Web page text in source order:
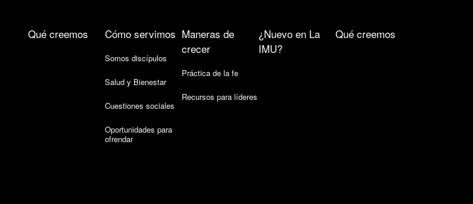
Qué creemos Cómo servimos
Somos discípulos
Salud y Bienestar
Cuestiones sociales
Oportunidades para
ofrendar
Maneras de
crecer
Práctica de la fe
Recursos para líderes
¿Nuevo en La
IMU?
Qué creemos